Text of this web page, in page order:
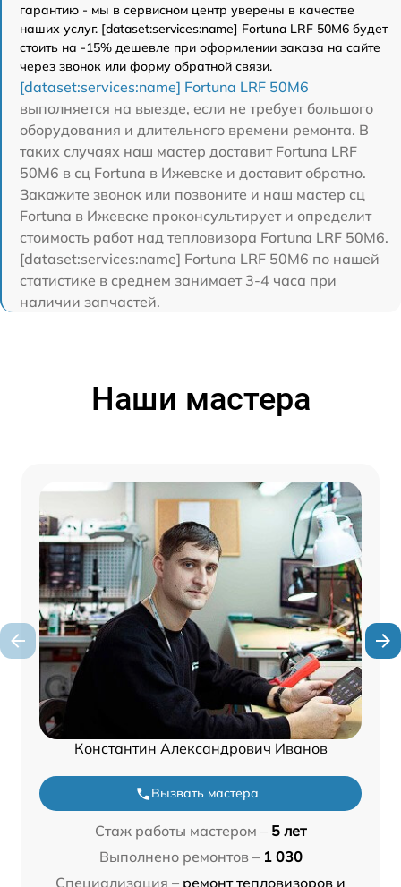
гарантию - мы в сервисном центр уверены в качестве
наших услуг. [dataset:services:name] Fortuna LRF 50M6 будет
стоить на -15% дешевле при оформлении заказа на сайте
через звонок или форму обратной связи.
[dataset:services:name] Fortuna LRF 50M6
выполняется на выезде, если не требует большого
оборудования и длительного времени ремонта. В
таких случаях наш мастер доставит Fortuna LRF
50M6 в сц Fortuna в Ижевске и доставит обратно.
Закажите звонок или позвоните и наш мастер сц
Fortuna в Ижевске проконсультирует и определит
стоимость работ над тепловизора Fortuna LRF 50M6.
[dataset:services:name] Fortuna LRF 50M6 по нашей
статистике в среднем занимает 3-4 часа при
наличии запчастей.
Наши мастера
Константин Александрович Иванов
Вызвать мастера
Стаж работы мастером – 5 лет
Выполнено ремонтов – 1 030
Специализация – ремонт тепловизоров и